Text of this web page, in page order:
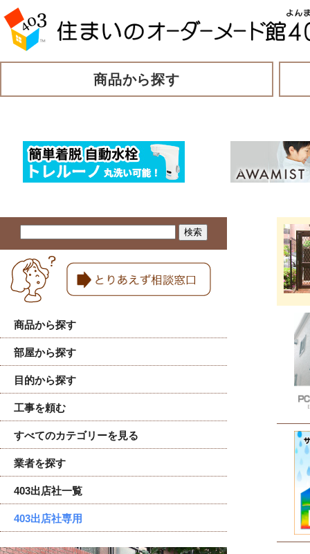
商品から探す
商品から探す
部屋から探す
目的から探す
工事を頼む
すべてのカテゴリーを見る
業者を探す
403出店社一覧
403出店社専用